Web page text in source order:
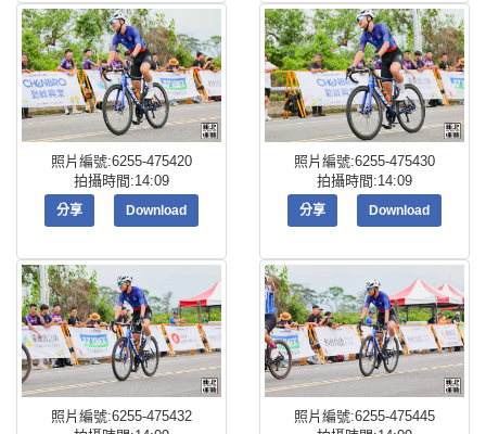
照片編號:6255-475420
拍攝時間:14:09
分享 Download
照片編號:6255-475430
拍攝時間:14:09
分享 Download
照片編號:6255-475432
照片編號:6255-475445